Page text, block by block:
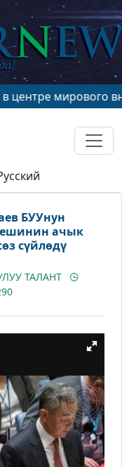
внимания!
БУУнун
ачык
сүйлөдү
ТАЛАНТ